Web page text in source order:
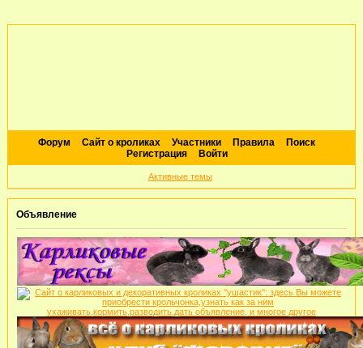
Форум Сайт о кроликах Участники Правила
Поиск
Регистрация
Войти
Активные темы
Объявление